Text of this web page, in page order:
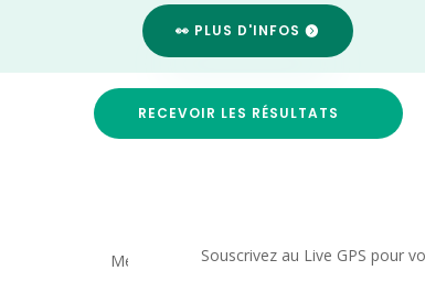
👀 PLUS D'INFOS
RECEVOIR LES RÉSULTATS
Medias Souscrivez au Live GPS pour